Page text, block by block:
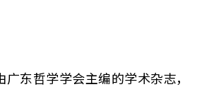
广东哲学学会主编的学术杂志，